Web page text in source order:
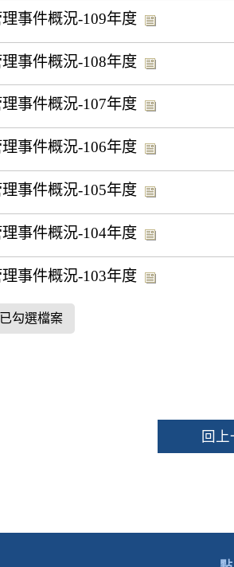
事件概況-109年度
事件概況-108年度
事件概況-107年度
事件概況-106年度
事件概況-105年度
事件概況-104年度
事件概況-103年度
勾選檔案
回上